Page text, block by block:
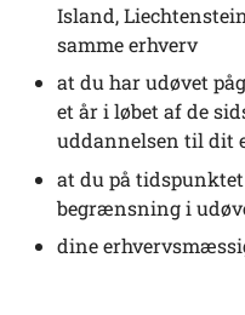
Island,
samme erhverv
at du har udøvet
et år i løbet af de
uddannelsen til dit
at du på
begrænsning i
dine